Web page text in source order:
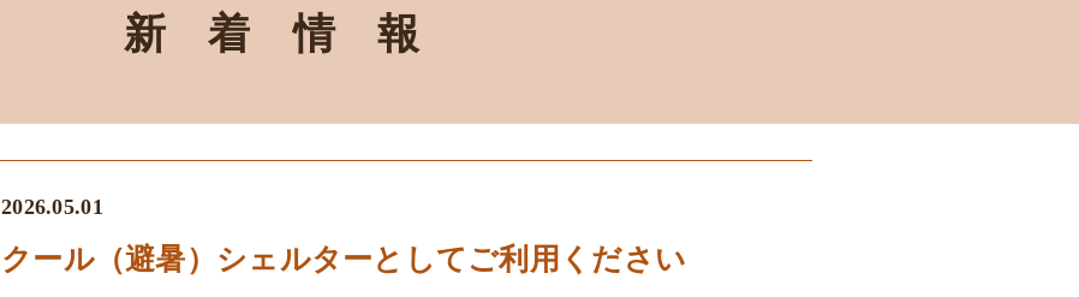
新 着 情 報
2026.05.01
クール（避暑）シェルターとしてご利用ください